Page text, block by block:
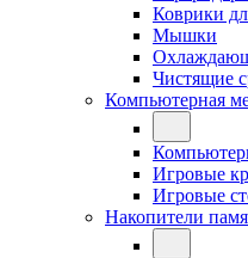
Коврики
Мышки
Чистящие
Компьютерная
Игровые
Игровые
Накопители